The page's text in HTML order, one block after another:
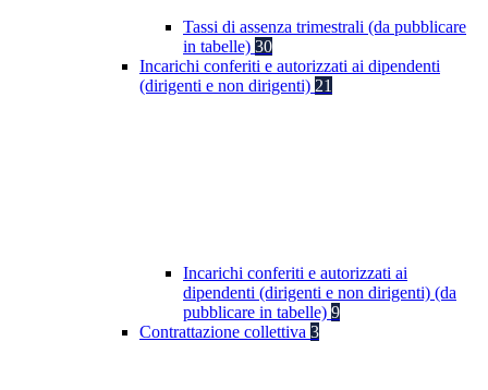
Tassi di assenza trimestrali (da pubblicare
in tabelle) 30
Incarichi conferiti e autorizzati ai dipendenti
(dirigenti e non dirigenti) 21
Incarichi conferiti e autorizzati ai
dipendenti (dirigenti e non dirigenti) (da
pubblicare in tabelle) 9
Contrattazione collettiva 3